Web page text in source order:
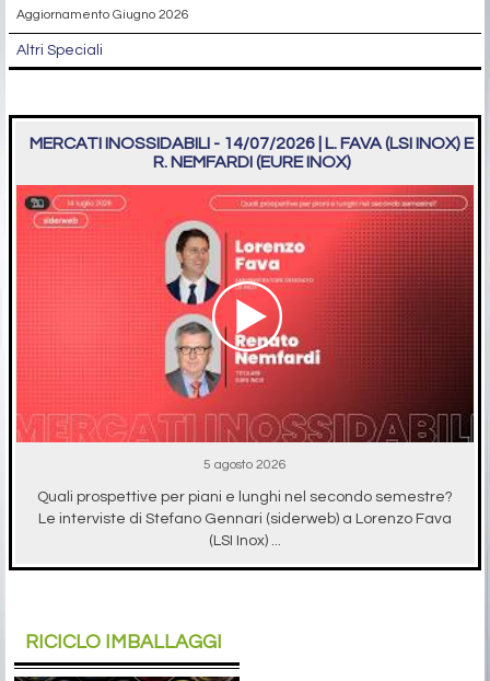
Aggiornamento Giugno 2026
Altri Speciali
MERCATI INOSSIDABILI - 14/07/2026 | L. FAVA (LSI INOX) E
R. NEMFARDI (EURE INOX)
5 agosto 2026
Quali prospettive per piani e lunghi nel secondo semestre?
Le interviste di Stefano Gennari (siderweb) a Lorenzo Fava
(LSI Inox) ...
RICICLO IMBALLAGGI